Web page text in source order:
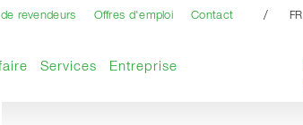
revendeurs Offres d'emploi Contact / FR
Services Entreprise